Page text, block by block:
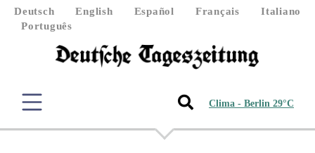
Deutsch English Español Français
Italiano
Português
Clima - Berlin 29°C